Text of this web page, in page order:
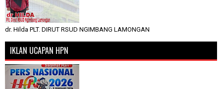
dr. Hilda PLT. DIRUT RSUD NGIMBANG LAMONGAN
IKLAN UCAPAN HPN